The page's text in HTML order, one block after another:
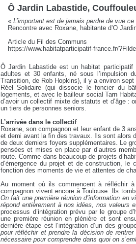
Ô Jardin Labastide,
« L’important est de jamais perdre de vue
Rencontre avec Roxane, habitante d’O
Article du Fil des Communs
https://www.habitatparticipatif-france.fr/
Ô Jardin Labastide est un habitat
adultes et 30 enfants, né sous l’impulsion
Transition, de Rob Hopkins), il y a environ
Réel Solidaire (qui dissocie le foncier du
logements, et avec le bailleur social Tarn
d’avoir un collectif mixte de statuts et d’âge :
un tiers de personnes seniors.
L’arrivée dans le collectif
Roxane, son compagnon et leur enfant de 3
et demi avant la fin des travaux. Ils sont alors
de deux derniers foyers supplémentaires. Le
pensées et mises en place par d’autres
route. Comme dans beaucoup de projets
d’émergence du projet et de construction,
fonction des moments de vie et attentes de
Au moment où ils commencent à réfléchir
compagnon vivent encore à Toulouse. Ils
On fait une première réunion d’information en
répond entièrement à nos idées, nos valeurs
processus d’intégration prévu par le groupe
une première réunion en plénière et sont
dernière étape est l’intégration d’un des
pour réfléchir et prendre la décision de
nécessaire pour comprendre dans quoi on